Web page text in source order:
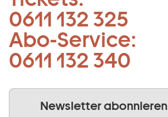
0611 132 325
Abo-Service:
0611 132 340
Newsletter abonnieren